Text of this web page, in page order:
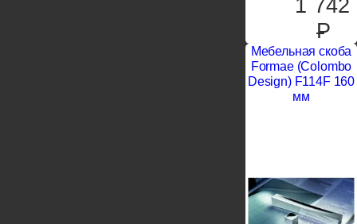
1`742
P
Мебельная скоба
Formae (Colombo
Design) F114F 160
мм